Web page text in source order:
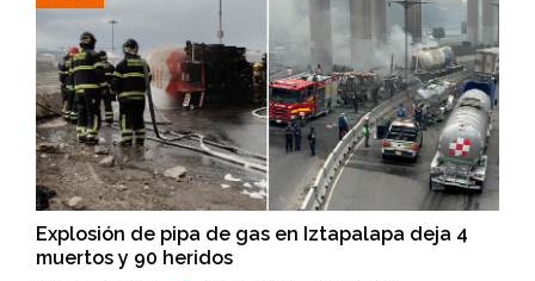
Explosión de pipa de gas en Iztapalapa deja 4
muertos y 90 heridos